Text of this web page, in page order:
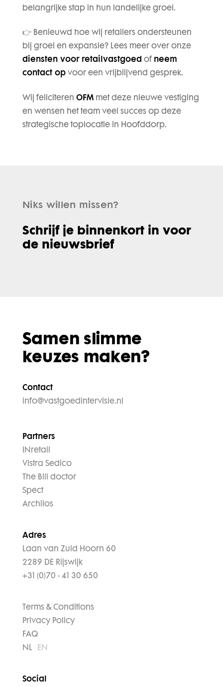
belangrijke stap in hun landelijke groei.
👉 Benieuwd hoe wij retailers ondersteunen
bij groei en expansie? Lees meer over onze
diensten voor retailvastgoed of neem
contact opvoor een vrijblijvend gesprek.
Wij feliciteren OFMmet deze nieuwe vestiging
en wensen het team veel succes op deze
strategische toplocatie in Hoofddorp.
Niks willen missen?
Schrijf je binnenkort in voor
de nieuwsbrief
Samen slimme
keuzes maken?
Contact
info@vastgoedintervisie.nl
Partners
INretail
Vistra Sedico
The Bill doctor
Spect
Archilos
Adres
Laan van Zuid Hoorn 60
2289 DE Rijswijk
+31 (0)70 - 41 30 650
Terms & Conditions
Privacy Policy
FAQ
NL
EN
Social